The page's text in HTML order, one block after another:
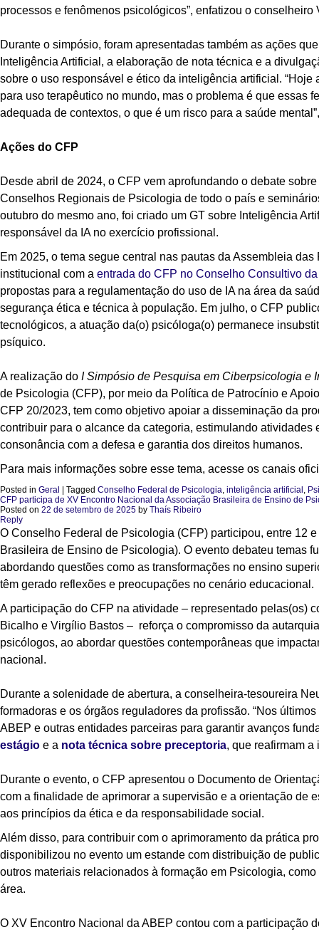
processos e fenômenos psicológicos”, enfatizou o conselheiro
Durante o simpósio, foram apresentadas também as ações
Inteligência Artificial, a elaboração de nota técnica e a
sobre o uso responsável e ético da inteligência artificial. “Hoje
para uso terapêutico no mundo, mas o problema é que essas
adequada de contextos, o que é um risco para a saúde mental
Ações do CFP
Desde abril de 2024, o CFP vem aprofundando o debate
Conselhos Regionais de Psicologia de todo o país e
outubro do mesmo ano, foi criado um GT sobre Inteligência
responsável da IA no exercício profissional.
Em 2025, o tema segue central nas pautas da Assembleia das
institucional com a entrada do CFP no Conselho Consultivo
propostas para a regulamentação do uso de IA na área da
segurança ética e técnica à população. Em julho, o CFP
tecnológicos, a atuação da(o) psicóloga(o) permanece
psíquico.
A realização do I Simpósio de Pesquisa em Ciberpsicologia e
de Psicologia (CFP), por meio da Política de Patrocínio e
CFP 20/2023, tem como objetivo apoiar a disseminação da
contribuir para o alcance da categoria, estimulando
consonância com a defesa e garantia dos direitos humanos.
Para mais informações sobre esse tema, acesse os canais
Posted in Geral Tagged Conselho Federal de Psicologia, inteligência artificial ,
CFP participa de XV Encontro Nacional da Associação Brasileira de Ensino de
Posted on 22 de setembro de 2025 by Thaís Ribeiro
Reply
O Conselho Federal de Psicologia (CFP) participou, entre 12
Brasileira de Ensino de Psicologia). O evento debateu temas
abordando questões como as transformações no ensino
têm gerado reflexões e preocupações no cenário educacional.
A participação do CFP na atividade – representado pelas(os)
Bicalho e Virgílio Bastos – reforça o compromisso da
psicólogos, ao abordar questões contemporâneas que
nacional.
Durante a solenidade de abertura, a conselheira-tesoureira
formadoras e os órgãos reguladores da profissão. “Nos
ABEP e outras entidades parceiras para garantir avanços
estágio e a nota técnica sobre preceptoria, que reafirmam a
Durante o evento, o CFP apresentou o Documento de
com a finalidade de aprimorar a supervisão e a orientação de
aos princípios da ética e da responsabilidade social.
Além disso, para contribuir com o aprimoramento da prática
disponibilizou no evento um estande com distribuição de
outros materiais relacionados à formação em Psicologia,
área.
O XV Encontro Nacional da ABEP contou com a participação